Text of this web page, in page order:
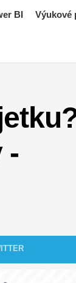
BI Výukové
-